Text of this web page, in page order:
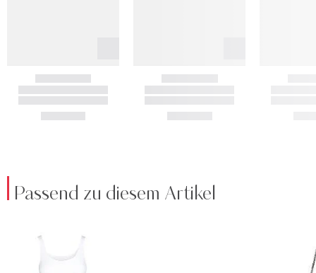
Passend zu diesem Artikel